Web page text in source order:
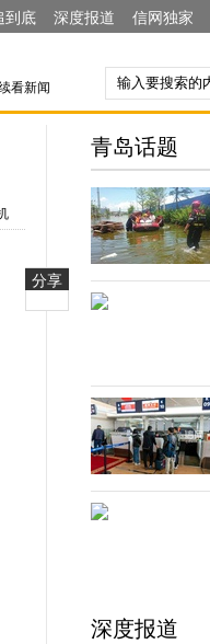
到底 深度报道 信网独家
分享
青岛话题
深度报道